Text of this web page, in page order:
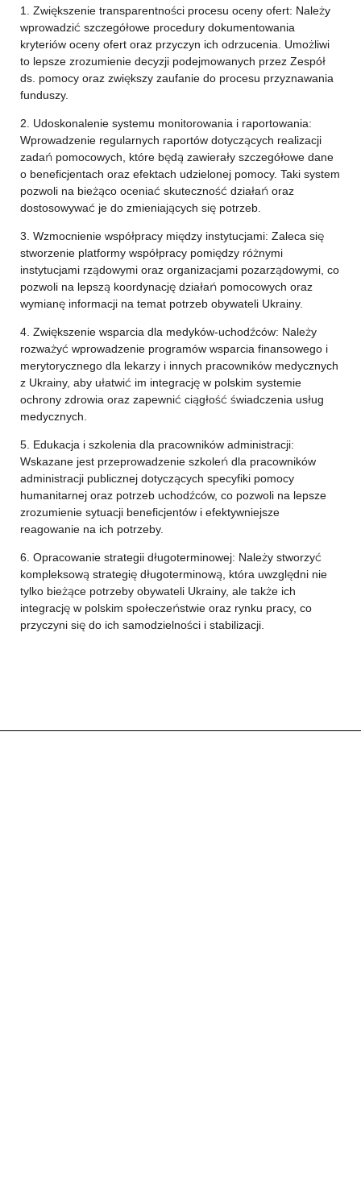
1. Zwiększenie transparentności procesu oceny ofert: Należy
wprowadzić szczegółowe procedury dokumentowania
kryteriów oceny ofert oraz przyczyn ich odrzucenia. Umożliwi
to lepsze zrozumienie decyzji podejmowanych przez Zespół
ds. pomocy oraz zwiększy zaufanie do procesu przyznawania
funduszy.
2. Udoskonalenie systemu monitorowania i raportowania:
Wprowadzenie regularnych raportów dotyczących realizacji
zadań pomocowych, które będą zawierały szczegółowe dane
o beneficjentach oraz efektach udzielonej pomocy. Taki system
pozwoli na bieżąco oceniać skuteczność działań oraz
dostosowywać je do zmieniających się potrzeb.
3. Wzmocnienie współpracy między instytucjami: Zaleca się
stworzenie platformy współpracy pomiędzy różnymi
instytucjami rządowymi oraz organizacjami pozarządowymi, co
pozwoli na lepszą koordynację działań pomocowych oraz
wymianę informacji na temat potrzeb obywateli Ukrainy.
4. Zwiększenie wsparcia dla medyków-uchodźców: Należy
rozważyć wprowadzenie programów wsparcia finansowego i
merytorycznego dla lekarzy i innych pracowników medycznych
z Ukrainy, aby ułatwić im integrację w polskim systemie
ochrony zdrowia oraz zapewnić ciągłość świadczenia usług
medycznych.
5. Edukacja i szkolenia dla pracowników administracji:
Wskazane jest przeprowadzenie szkoleń dla pracowników
administracji publicznej dotyczących specyfiki pomocy
humanitarnej oraz potrzeb uchodźców, co pozwoli na lepsze
zrozumienie sytuacji beneficjentów i efektywniejsze
reagowanie na ich potrzeby.
6. Opracowanie strategii długoterminowej: Należy stworzyć
kompleksową strategię długoterminową, która uwzględni nie
tylko bieżące potrzeby obywateli Ukrainy, ale także ich
integrację w polskim społeczeństwie oraz rynku pracy, co
przyczyni się do ich samodzielności i stabilizacji.